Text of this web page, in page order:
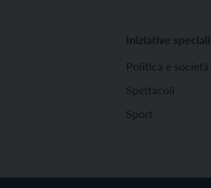
Iniziative speciali
Politica e società
Spettacoli
Sport